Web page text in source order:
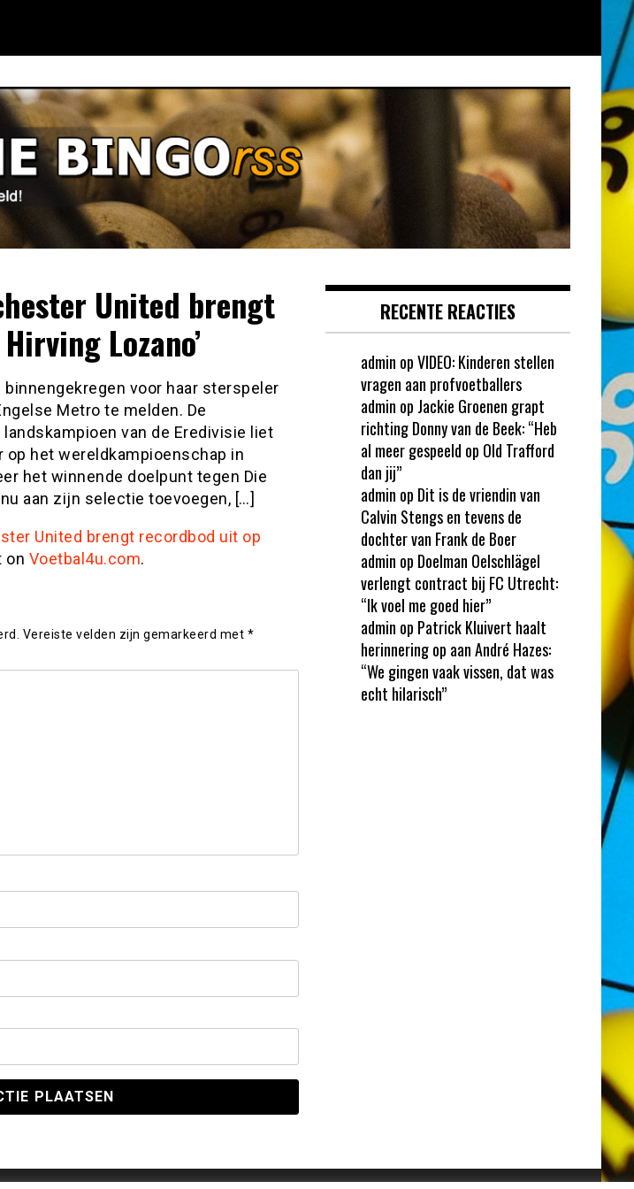
United brengt
Lozano’
voor haar sterspeler
Metro te melden. De
van de Eredivisie liet
het wereldkampioenschap in
het winnende doelpunt tegen Die
aan zijn selectie toevoegen, […]
United brengt recordbod uit op
on Voetbal4u.com.
Vereiste velden zijn gemarkeerd met *
RECENTE REACTIES
admin opVIDEO: Kinderen stellen
vragen aan profvoetballers
admin op Jackie Groenen grapt
richting Donny van de Beek: “Heb
al meer gespeeld op Old Trafford
dan jij”
admin op Dit is de vriendin van
Calvin Stengs en tevens de
dochter van Frank de Boer
admin op Doelman Oelschlägel
verlengt contract bij FC Utrecht:
“Ik voel me goed hier”
admin op Patrick Kluivert haalt
herinnering op aan André Hazes:
“We gingen vaak vissen, dat was
echt hilarisch”